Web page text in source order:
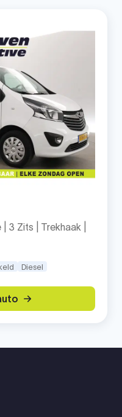
3 Zits | Trekhaak |
Diesel